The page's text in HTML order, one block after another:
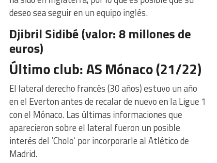
deseo sea seguir en un equipo inglés.
Djibril Sidibé (valor: 8 millones de
euros)
Último club: AS Mónaco (21/22)
El lateral derecho francés (30 años) estuvo un año
en el Everton antes de recalar de nuevo en la Ligue 1
con el Mónaco. Las últimas informaciones que
aparecieron sobre el lateral fueron un posible
interés del ‘Cholo’ por incorporarle al Atlético de
Madrid.